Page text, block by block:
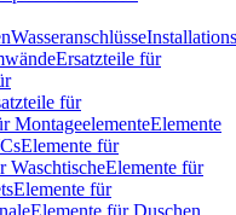
Wasseranschlüsse
Ersatzteile für
für
MontageelementeElemente
Elemente für
WaschtischeElemente für
Elemente für
Elemente für Duschen